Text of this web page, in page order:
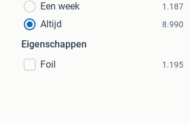
Een week 1.187
Altijd 8.990
Eigenschappen
Foil
1.195